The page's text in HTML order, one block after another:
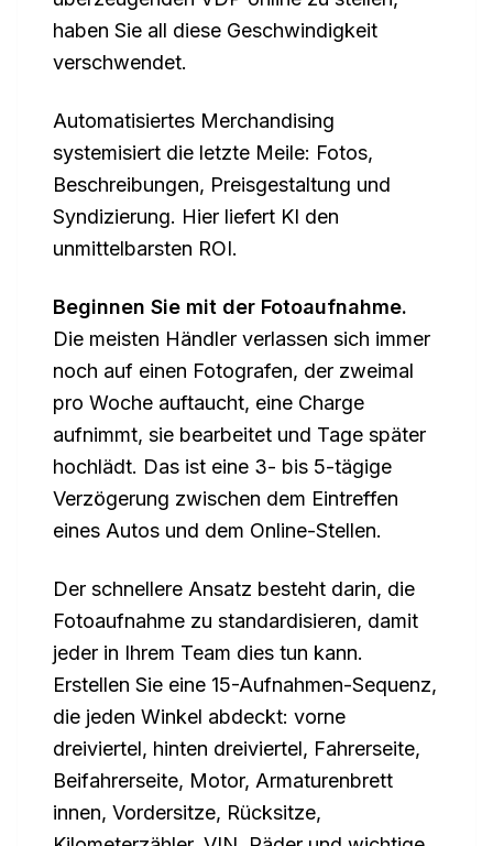
haben Sie all diese Geschwindigkeit
verschwendet.
Automatisiertes Merchandising
systemisiert die letzte Meile: Fotos,
Beschreibungen, Preisgestaltung und
Syndizierung. Hier liefert KI den
unmittelbarsten ROI.
Beginnen Sie mit der Fotoaufnahme.
Die meisten Händler verlassen sich immer
noch auf einen Fotografen, der zweimal
pro Woche auftaucht, eine Charge
aufnimmt, sie bearbeitet und Tage später
hochlädt. Das ist eine 3- bis 5-tägige
Verzögerung zwischen dem Eintreffen
eines Autos und dem Online-Stellen.
Der schnellere Ansatz besteht darin, die
Fotoaufnahme zu standardisieren, damit
jeder in Ihrem Team dies tun kann.
Erstellen Sie eine 15-Aufnahmen-Sequenz,
die jeden Winkel abdeckt: vorne
dreiviertel, hinten dreiviertel, Fahrerseite,
Beifahrerseite, Motor, Armaturenbrett
innen, Vordersitze, Rücksitze,